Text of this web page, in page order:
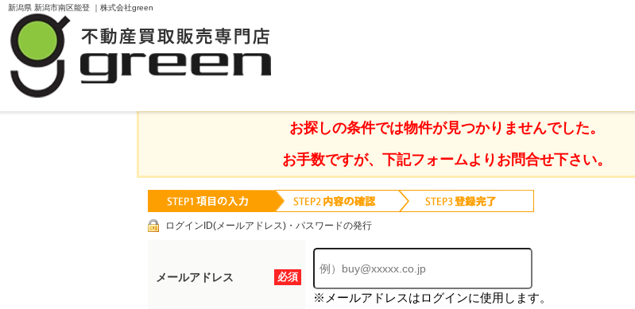
新潟県 新潟市南区能登 ｜株式会社green
お探しの条件では物件が見つかりませんでした。
お手数ですが、下記フォームよりお問合せ下さい。
ログインID(メールアドレス)・パスワードの発行
必須
メールアドレス
※メールアドレスはログインに使用します。